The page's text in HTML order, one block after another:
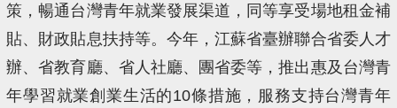
策，暢通台灣青年就業發展渠道，同等享受場地租金補
貼、財政貼息扶持等。今年，江蘇省臺辦聯合省委人才
辦、省教育廳、省人社廳、團省委等，推出惠及台灣青
年學習就業創業生活的10條措施，服務支持台灣青年